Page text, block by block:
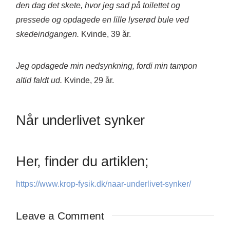
den dag det skete, hvor jeg sad på toilettet og
pressede og opdagede en lille lyserød bule ved
skedeindgangen. Kvinde, 39 år.
Jeg opdagede min nedsynkning, fordi min tampon
altid faldt ud. Kvinde, 29 år.
Når underlivet synker
Her, finder du artiklen;
https://www.krop-fysik.dk/naar-underlivet-synker/
Leave a Comment